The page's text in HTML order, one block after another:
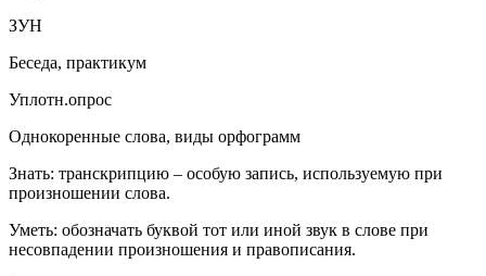
ЗУН
Беседа, практикум
Уплотн.опрос
Однокоренные слова, виды орфограмм
Знать: транскрипцию – особую запись, используемую при
произношении слова.
Уметь: обозначать буквой тот или иной звук в слове при
несовпадении произношения и правописания.